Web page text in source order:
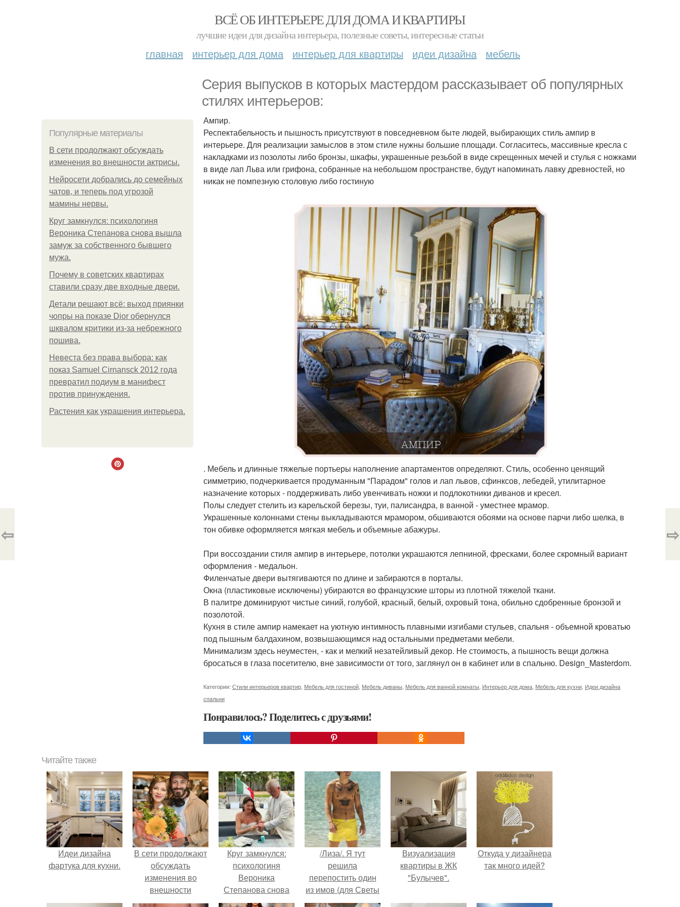
ВСЁ ОБ ИНТЕРЬЕРЕ ДЛЯ ДОМА И КВАРТИРЫ
лучшие идеи для дизайна интерьера, полезные советы, интересные статьи
главная интерьер для дома интерьер для квартиры идеи дизайна мебель
Серия выпусков в которых мастердом рассказывает об популярных
стилях интерьеров:
Популярные материалы
В сети продолжают обсуждать
изменения во внешности актрисы.
Нейросети добрались до семейных
чатов, и теперь под угрозой
мамины нервы.
Круг замкнулся: психологиня
Вероника Степанова снова вышла
замуж за собственного бывшего
мужа.
Почему в советских квартирах
ставили сразу две входные двери.
Детали решают всё: выход приянки
чопры на показе Dior обернулся
шквалом критики из-за небрежного
пошива.
Невеста без права выбора: как
показ Samuel Cirnansck 2012 года
превратил подиум в манифест
против принуждения.
Растения как украшения интерьера.
Ампир.
Респектабельность и пышность присутствуют в повседневном быте людей, выбирающих стиль ампир в
интерьере. Для реализации замыслов в этом стиле нужны большие площади. Согласитесь, массивные кресла с
накладками из позолоты либо бронзы, шкафы, украшенные резьбой в виде скрещенных мечей и стулья с ножками
в виде лап Льва или грифона, собранные на небольшом пространстве, будут напоминать лавку древностей, но
никак не помпезную столовую либо гостиную
. Мебель и длинные тяжелые портьеры наполнение апартаментов определяют. Стиль, особенно ценящий
симметрию, подчеркивается продуманным "Парадом" голов и лап львов, сфинксов, лебедей, утилитарное
назначение которых - поддерживать либо увенчивать ножки и подлокотники диванов и кресел.
Полы следует стелить из карельской березы, туи, палисандра, в ванной - уместнее мрамор.
Украшенные колоннами стены выкладываются мрамором, обшиваются обоями на основе парчи либо шелка, в
тон обивке оформляется мягкая мебель и объемные абажуры.
При воссоздании стиля ампир в интерьере, потолки украшаются лепниной, фресками, более скромный вариант
оформления - медальон.
Филенчатые двери вытягиваются по длине и забираются в порталы.
Окна (пластиковые исключены) убираются во французские шторы из плотной тяжелой ткани.
В палитре доминируют чистые синий, голубой, красный, белый, охровый тона, обильно сдобренные бронзой и
позолотой.
Кухня в стиле ампир намекает на уютную интимность плавными изгибами стульев, спальня - объемной кроватью
под пышным балдахином, возвышающимся над остальными предметами мебели.
Минимализм здесь неуместен, - как и мелкий незатейливый декор. Не стоимость, а пышность вещи должна
бросаться в глаза посетителю, вне зависимости от того, заглянул он в кабинет или в спальню. Design_Masterdom.
Категории: Стили интерьеров квартир Мебель для гостиной Мебель диваны Мебель для ванной комнаты Интерьер для дома Мебель для кухни Идеи дизайна
спальни
Понравилось? Поделитесь с друзьями!
⇦ ⇨
Читайте также
Идеи дизайна
фартука для кухни.
В сети продолжают
обсуждать
изменения во
внешности
актрисы.
Круг замкнулся:
психологиня
Вероника
Степанова снова
вышла замуж за
/Лиза/. Я тут
решила
перепостить один
из имов (для Светы
Козловой), так как в
Визуализация
квартиры в ЖК
"Булычев".
Откуда у дизайнера
так много идей?